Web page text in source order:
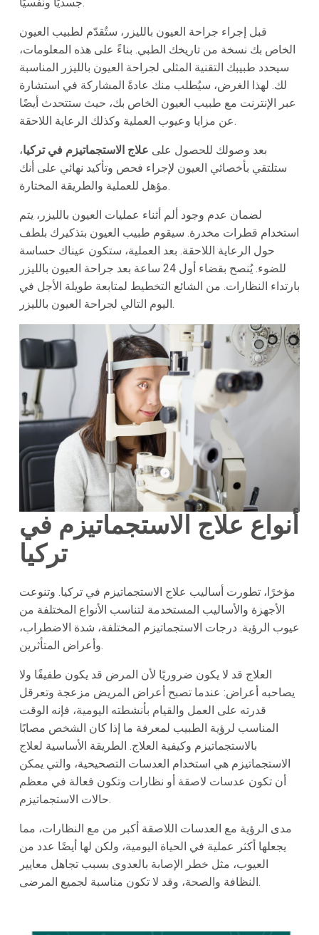
قبل إجراء جراحة العيون بالليزر، ستُقدّم لطبيب العيون
الخاص بك نسخة من تاريخك الطبي. بناءً على هذه المعلومات،
سيحدد طبيبك التقنية المثلى لجراحة العيون بالليزر المناسبة
لك. لهذا الغرض، سيُطلب منك عادةً المشاركة في استشارة
عبر الإنترنت مع طبيب العيون الخاص بك، حيث ستتحدث أيضًا
عن مزايا وعيوب العملية وكذلك الرعاية اللاحقة.
بعد وصولك للحصول على علاج الاستجماتيزم في تركيا،
ستلتقي بأخصائي العيون لإجراء فحص وتأكيد نهائي على أنك
مؤهل للعملية والطريقة المختارة.
لضمان عدم وجود ألم أثناء عمليات العيون بالليزر، يتم
استخدام قطرات مخدرة. سيقوم طبيب العيون بتذكيرك بلطف
حول الرعاية اللاحقة. بعد العملية، ستكون عيناك حساسة
للضوء. يُنصح بقضاء أول 24 ساعة بعد جراحة العيون بالليزر
بارتداء النظارات. من الشائع التخطيط لمتابعة طويلة الأجل في
اليوم التالي لجراحة العيون بالليزر.
أنواع علاج الاستجماتيزم في
تركيا
مؤخرًا، تطورت أساليب علاج الاستجماتيزم في تركيا. وتنوعت
الأجهزة والأساليب المستخدمة لتناسب الأنواع المختلفة من
عيوب الرؤية. درجات الاستجماتيزم المختلفة، شدة الاضطراب،
وأعراض المتأثرين.
العلاج قد لا يكون ضروريًا لأن المرض قد يكون طفيفًا ولا
يصاحبه أعراض: عندما تصبح أعراض المريض مزعجة وتعرقل
قدرته على العمل والقيام بأنشطته اليومية، فإنه الوقت
المناسب لرؤية الطبيب لمعرفة ما إذا كان الشخص مصابًا
بالاستجماتيزم وكيفية العلاج. الطريقة الأساسية لعلاج
الاستجماتيزم هي استخدام العدسات التصحيحية، والتي يمكن
أن تكون عدسات لاصقة أو نظارات وتكون فعالة في معظم
حالات الاستجماتيزم.
مدى الرؤية مع العدسات اللاصقة أكبر من مع النظارات، مما
يجعلها أكثر عملية في الحياة اليومية، ولكن لها أيضًا عدد من
العيوب، مثل خطر الإصابة بالعدوى بسبب تجاهل معايير
النظافة والصحة، وقد لا تكون مناسبة لجميع المرضى.